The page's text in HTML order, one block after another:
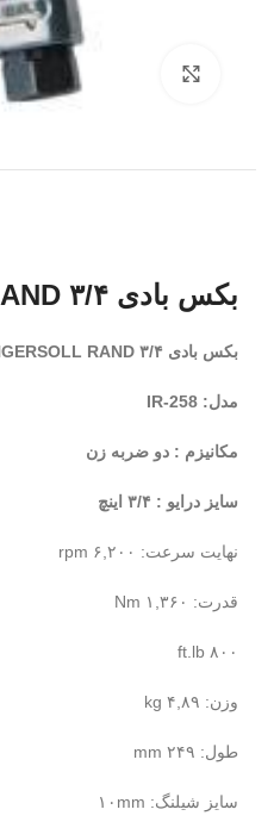
برای بزرگنمایی کلیک کنید
بکس بادی ۳/۴ INGERSOLL RAND مدل IR-258
بکس بادی ۳/۴ INGERSOLL RAND مدل IR-258
مدل: IR-258
مکانیزم : دو ضربه زن
سایز درایو : ۳/۴ اینچ
نهایت سرعت: ۶,۲۰۰ rpm
قدرت: ۱,۳۶۰ Nm
۸۰۰ ft.lb
وزن: ۴,۸۹ kg
طول: ۲۴۹ mm
سایز شیلنگ: ۱۰mm